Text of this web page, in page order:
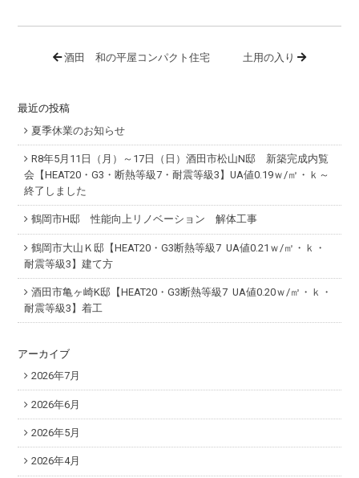
酒田 和の平屋コンパクト住宅 土用の入り
最近の投稿
夏季休業のお知らせ
R8年5月11日（月）～17日（日）酒田市松山N邸 新築完成内覧
会【HEAT20・G3・断熱等級7・耐震等級3】UA値0.19ｗ/㎡・ｋ～
終了しました
鶴岡市H邸 性能向上リノベーション 解体工事
鶴岡市大山Ｋ邸【HEAT20・G3断熱等級7 UA値0.21ｗ/㎡・ｋ・
耐震等級3】建て方
酒田市亀ヶ崎K邸【HEAT20・G3断熱等級7 UA値0.20ｗ/㎡・ｋ・
耐震等級3】着工
アーカイブ
2026年7月
2026年6月
2026年5月
2026年4月